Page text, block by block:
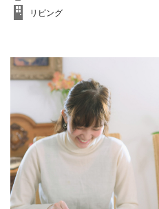
リビング